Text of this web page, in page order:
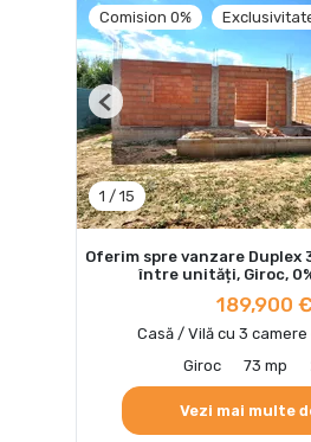
Comision 0%
1 / 15
Previous
Oferim spre vanzare Duplex
între unități, Giroc,
189,900 €
Casă / Vilă cu 3
Giroc
73 mp
Vezi mai multe